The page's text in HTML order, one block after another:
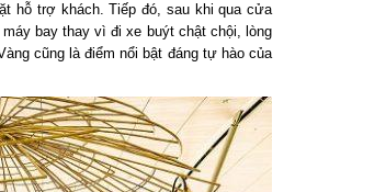
hỗ trợ khách. Tiếp đó, sau khi qua cửa
bay thay vì đi xe buýt chật chội, lòng
cũng là điểm nổi bật đáng tự hào của